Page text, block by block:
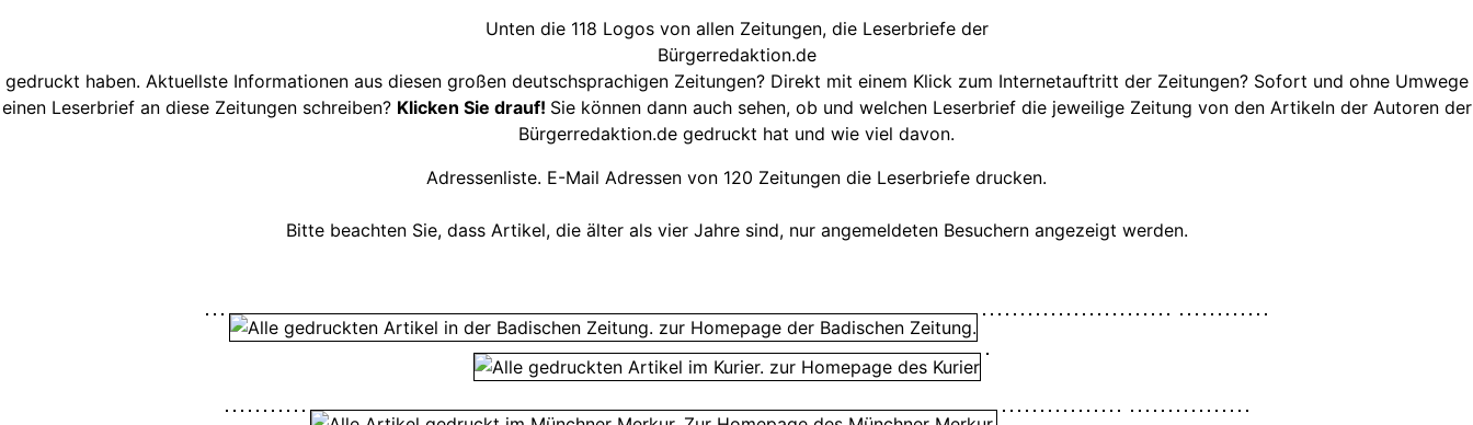
Unten die 118 Logos von allen Zeitungen, die Leserbriefe der
Bürgerredaktion.de
gedruckt haben. Aktuellste Informationen aus diesen großen deutschsprachigen Zeitungen? Direkt mit einem Klick zum Internetauftritt der Zeitungen? Sofort und ohne Umwege
einen Leserbrief an diese Zeitungen schreiben? Klicken Sie drauf! Sie können dann auch sehen, ob und welchen Leserbrief die jeweilige Zeitung von den Artikeln der Autoren der
Bürgerredaktion.de gedruckt hat und wie viel davon.
Adressenliste. E-Mail Adressen von 120 Zeitungen die Leserbriefe drucken.
Bitte beachten Sie, dass Artikel, die älter als vier Jahre sind, nur angemeldeten Besuchern angezeigt werden.